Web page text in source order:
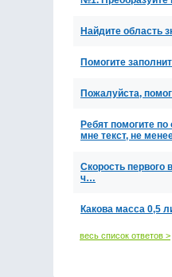
Найдите область
Помогите
Пожалуйста,
Ребят помогите
мне текст, не
Скорость первого
ч…
Какова масса 0,5
весь список ответов >